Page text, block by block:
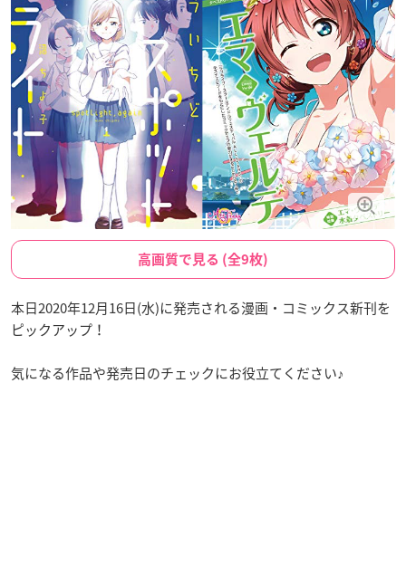
高画質で見る (全9枚)
本日2020年12月16日(水)に発売される漫画・コミックス新刊を
ピックアップ！
気になる作品や発売日のチェックにお役立てください♪